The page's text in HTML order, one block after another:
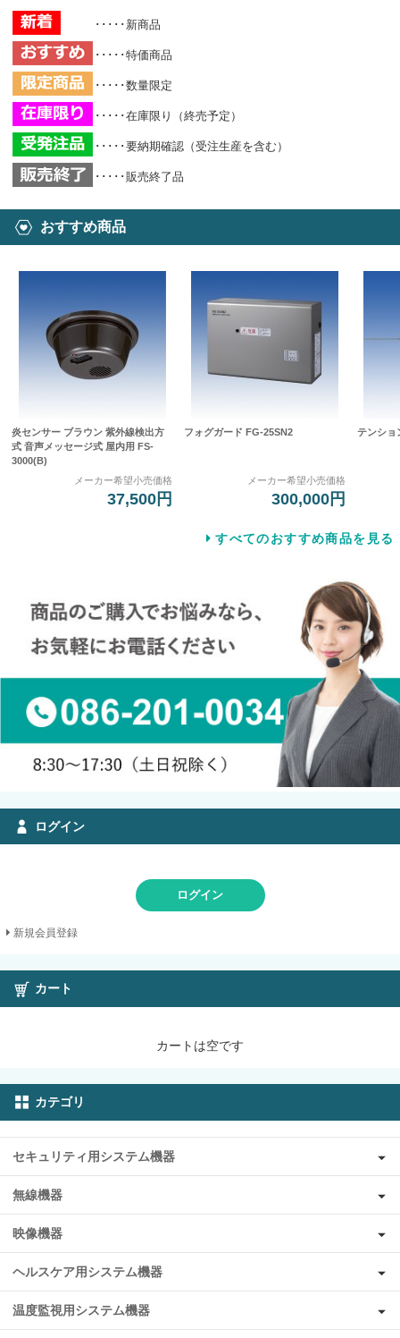
･････新商品
･････特価商品
･････数量限定
･････在庫限り（終売予定）
･････要納期確認（受注生産を含む）
･････販売終了品
おすすめ商品
炎センサー ブラウン 紫外線検出方
式 音声メッセージ式 屋内用 FS-
3000(B)
メーカー希望小売価格
37,500円
フォグガード FG-25SN2
メーカー希望小売価格
300,000円
テンショ
すべてのおすすめ商品を見る
ログイン
ログイン
新規会員登録
カート
カートは空です
カテゴリ
セキュリティ用システム機器
無線機器
映像機器
ヘルスケア用システム機器
温度監視用システム機器